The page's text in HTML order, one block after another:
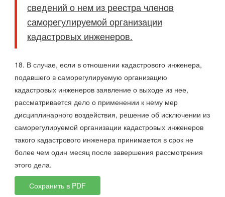
сведений о нем из реестра членов
саморегулируемой организации
кадастровых инженеров.
18. В случае, если в отношении кадастрового инженера,
подавшего в саморегулируемую организацию
кадастровых инженеров заявление о выходе из нее,
рассматривается дело о применении к нему мер
дисциплинарного воздействия, решение об исключении из
саморегулируемой организации кадастровых инженеров
такого кадастрового инженера принимается в срок не
более чем один месяц после завершения рассмотрения
этого дела.
Сохранить в PDF